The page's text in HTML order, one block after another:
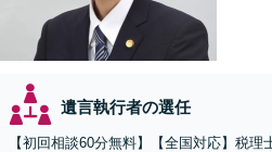
遺言執行者の選任
【初回相談60分無料】【全国対応】税